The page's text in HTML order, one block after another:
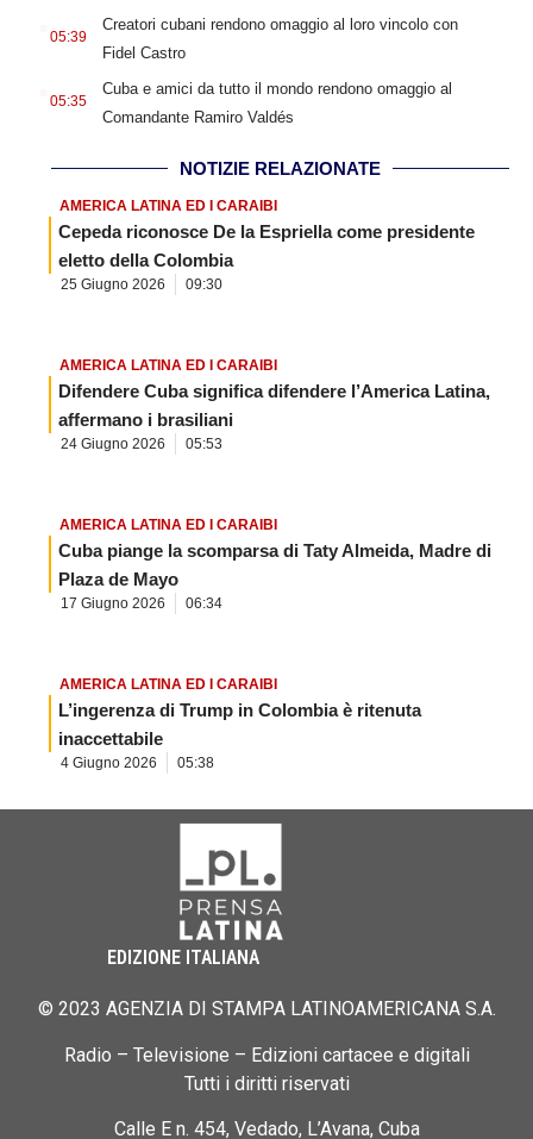
05:39
Creatori cubani rendono omaggio al loro vincolo con
Fidel Castro
05:35
Cuba e amici da tutto il mondo rendono omaggio al
Comandante Ramiro Valdés
NOTIZIE RELAZIONATE
AMERICA LATINA ED I CARAIBI
Cepeda riconosce De la Espriella come presidente
eletto della Colombia
25 Giugno 2026 09:30
AMERICA LATINA ED I CARAIBI
Difendere Cuba significa difendere l’America Latina,
affermano i brasiliani
24 Giugno 2026 05:53
AMERICA LATINA ED I CARAIBI
Cuba piange la scomparsa di Taty Almeida, Madre di
Plaza de Mayo
17 Giugno 2026 06:34
AMERICA LATINA ED I CARAIBI
L’ingerenza di Trump in Colombia è ritenuta
inaccettabile
4 Giugno 2026 05:38
EDIZIONE ITALIANA
© 2023 AGENZIA DI STAMPA LATINOAMERICANA S.A.
Radio – Televisione – Edizioni cartacee e digitali
Tutti i diritti riservati
Calle E n. 454, Vedado, L’Avana, Cuba